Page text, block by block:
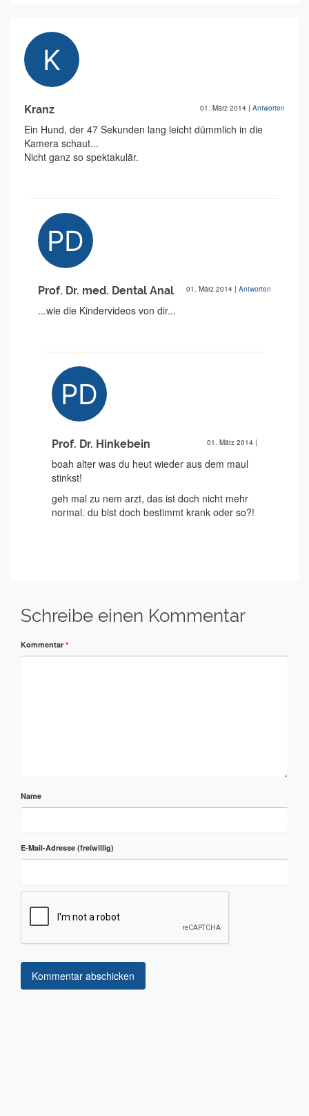
Kranz 01. März 2014 | Antworten
Ein Hund, der 47 Sekunden lang leicht dümmlich in die
Kamera schaut...
Nicht ganz so spektakulär.
Prof. Dr. med. Dental Anal 01. März 2014 | Antworten
...wie die Kindervideos von dir...
Prof. Dr. Hinkebein 01. März 2014 |
boah alter was du heut wieder aus dem maul
stinkst!
geh mal zu nem arzt, das ist doch nicht mehr
normal. du bist doch bestimmt krank oder so?!
Schreibe einen Kommentar
Kommentar *
Name
E-Mail-Adresse